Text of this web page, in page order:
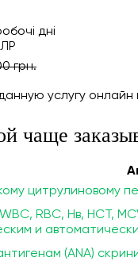
дні
грн.
услугу онлайн
чаще
цитрулиновому
RBC, Нв, HCT,
и
(ANA)